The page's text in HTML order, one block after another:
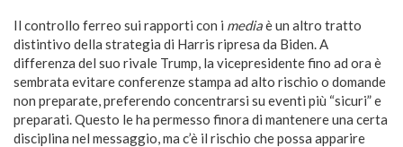
Il controllo ferreo sui rapporti con i mediaè un altro tratto
distintivo della strategia di Harris ripresa da Biden. A
differenza del suo rivale Trump, la vicepresidente fino ad ora è
sembrata evitare conferenze stampa ad alto rischio o domande
non preparate, preferendo concentrarsi su eventi più “sicuri” e
preparati. Questo le ha permesso finora di mantenere una certa
disciplina nel messaggio, ma c’è il rischio che possa apparire